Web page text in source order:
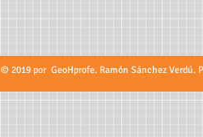
© 2019 por GeoHprofe. Ramón Sánchez Verdú.